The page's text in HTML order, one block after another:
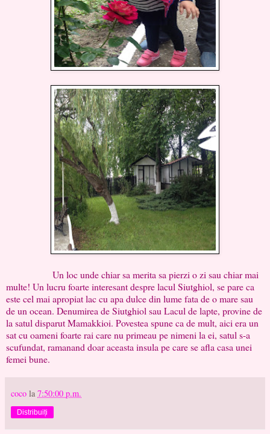
Un loc unde chiar sa merita sa pierzi o zi sau chiar mai
multe! Un lucru foarte interesant despre lacul Siutghiol, se pare ca
este cel mai apropiat lac cu apa dulce din lume fata de o mare sau
de un ocean. Denumirea de Siutghiol sau Lacul de lapte, provine de
la satul disparut Mamakkioi. Povestea spune ca de mult, aici era un
sat cu oameni foarte rai care nu primeau pe nimeni la ei, satul s-a
scufundat, ramanand doar aceasta insula pe care se afla casa unei
femei bune.
coco la 7:50:00 p.m.
Distribuiți